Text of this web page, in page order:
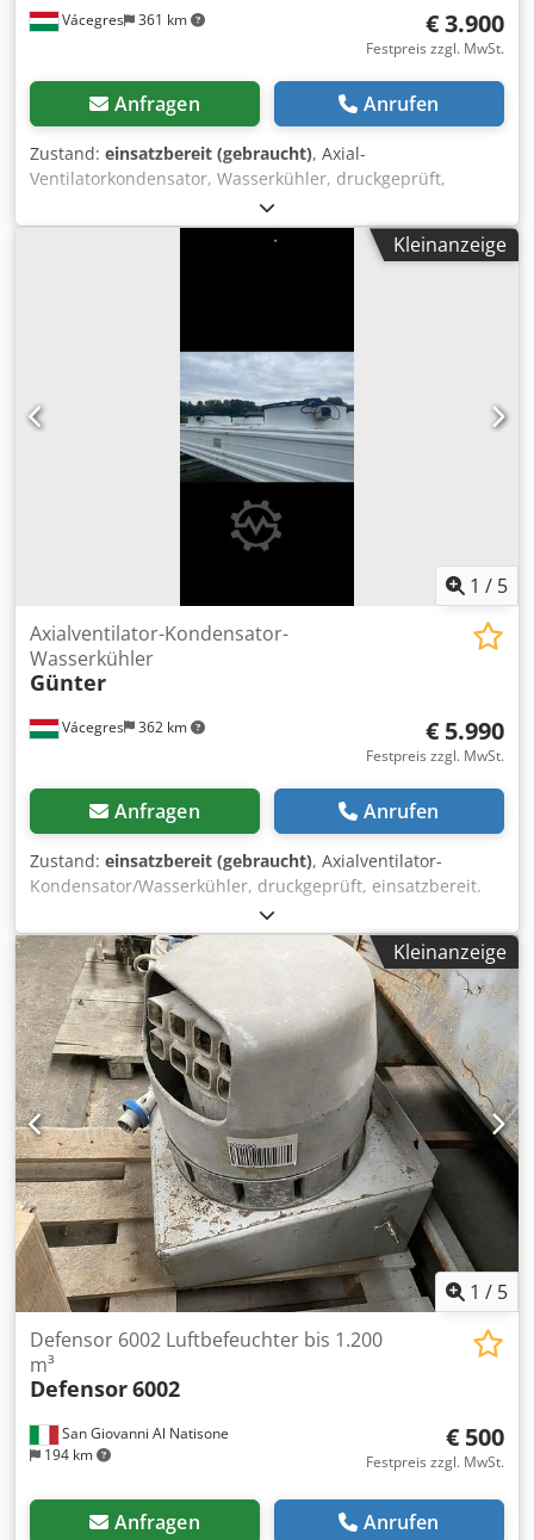
Vácegres 361 km € 3.900
Festpreis zzgl. MwSt.
Anfragen Anrufen
Zustand: einsatzbereit (gebraucht), Axial-
Ventilatorkondensator, Wasserkühler, druckgeprüft,
einsatzbereit. Standort: Ungarn (EU) Djdpfx Aszhg Izskzekr
Kleinanzeige
1 / 5
Vácegres 362 km
Axialventilator-Kondensator-
Wasserkühler
Günter
€ 5.990
Festpreis zzgl. MwSt.
Anfragen Anrufen
Zustand: einsatzbereit (gebraucht), Axialventilator-
Kondensator/Wasserkühler, druckgeprüft, einsatzbereit.
Standort: Ungarn (EU) Dkedpozhg Alsfx Akzor
Kleinanzeige
1 / 5
San Giovanni Al Natisone
194 km
Defensor 6002 Luftbefeuchter bis 1.200
m³
Defensor6002
€ 500
Festpreis zzgl. MwSt.
Anfragen Anrufen